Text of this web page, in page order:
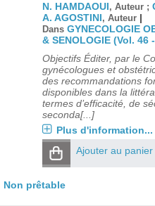
N. HAMDAOUI, Auteur ;
A. AGOSTINI, Auteur |
Dans GYNECOLOGIE
& SENOLOGIE (Vol. 46
Objectifs Éditer, par le
gynécologues et
des recommandations
disponibles dans la
termes d’efficacité, de
seconda[...]
Plus d'information...
Ajouter au panier
Non prêtable